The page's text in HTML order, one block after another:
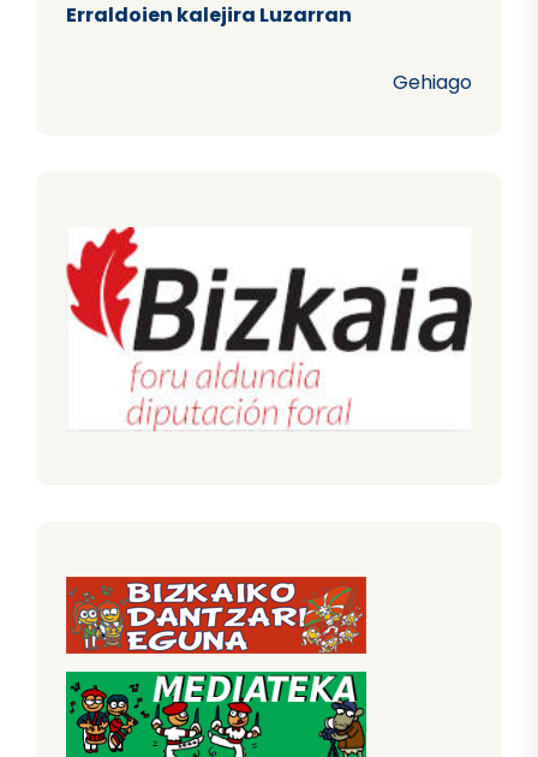
Erraldoien kalejira Luzarran
Gehiago